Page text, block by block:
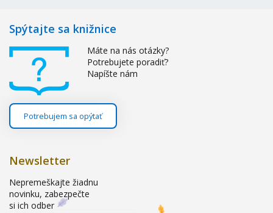
Spýtajte sa knižnice
Máte na nás otázky?
Potrebujete poradiť?
Napíšte nám
Potrebujem sa opýtať
Newsletter
Nepremeškajte žiadnu
novinku, zabezpečte
si ich odber